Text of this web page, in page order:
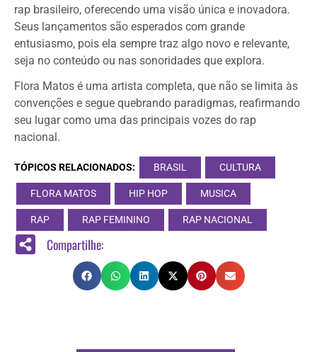
rap brasileiro, oferecendo uma visão única e inovadora.
Seus lançamentos são esperados com grande
entusiasmo, pois ela sempre traz algo novo e relevante,
seja no conteúdo ou nas sonoridades que explora.
Flora Matos é uma artista completa, que não se limita às
convenções e segue quebrando paradigmas, reafirmando
seu lugar como uma das principais vozes do rap
nacional.
TÓPICOS RELACIONADOS: BRASIL CULTURA
FLORA MATOS HIP HOP MUSICA
RAP RAP FEMININO RAP NACIONAL
Compartilhe: